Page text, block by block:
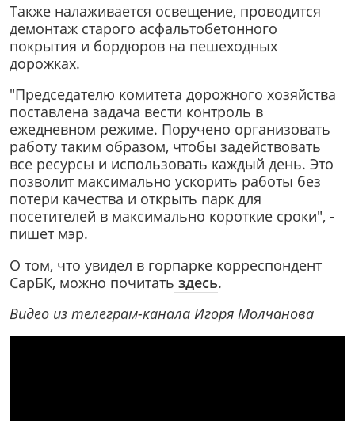
Также налаживается освещение, проводится
демонтаж старого асфальтобетонного
покрытия и бордюров на пешеходных
дорожках.
"Председателю комитета дорожного хозяйства
поставлена задача вести контроль в
ежедневном режиме. Поручено организовать
работу таким образом, чтобы задействовать
все ресурсы и использовать каждый день. Это
позволит максимально ускорить работы без
потери качества и открыть парк для
посетителей в максимально короткие сроки", -
пишет мэр.
О том, что увидел в горпарке корреспондент
СарБК, можно почитать здесь.
Видео из телеграм-канала Игоря Молчанова